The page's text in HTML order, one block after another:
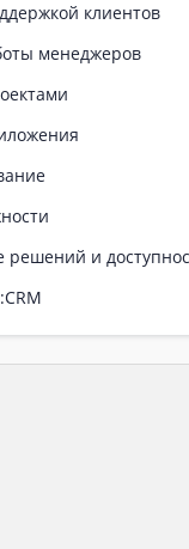
клиентов
менеджеров
и